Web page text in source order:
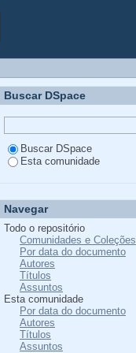
Buscar DSpace
Buscar DSpace
Esta comunidade
Navegar
Todo o repositório
Comunidades e Coleções
Por data do documento
Autores
Títulos
Assuntos
Esta comunidade
Por data do documento
Autores
Títulos
Assuntos